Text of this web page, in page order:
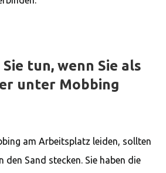
tun, wenn Sie als
unter Mobbing
am Arbeitsplatz leiden, sollten
den Sand stecken. Sie haben die